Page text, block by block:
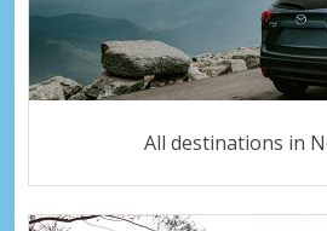
All destinations in